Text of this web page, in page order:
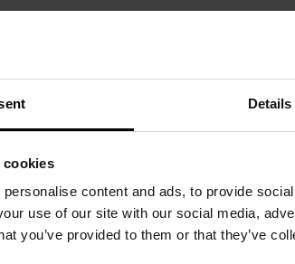
Details
cookies
content and ads, to provide
use of our site with our social media,
you’ve provided to them or that they’ve